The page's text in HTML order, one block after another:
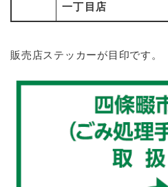
一丁目店
販売店ステッカーが目印です。